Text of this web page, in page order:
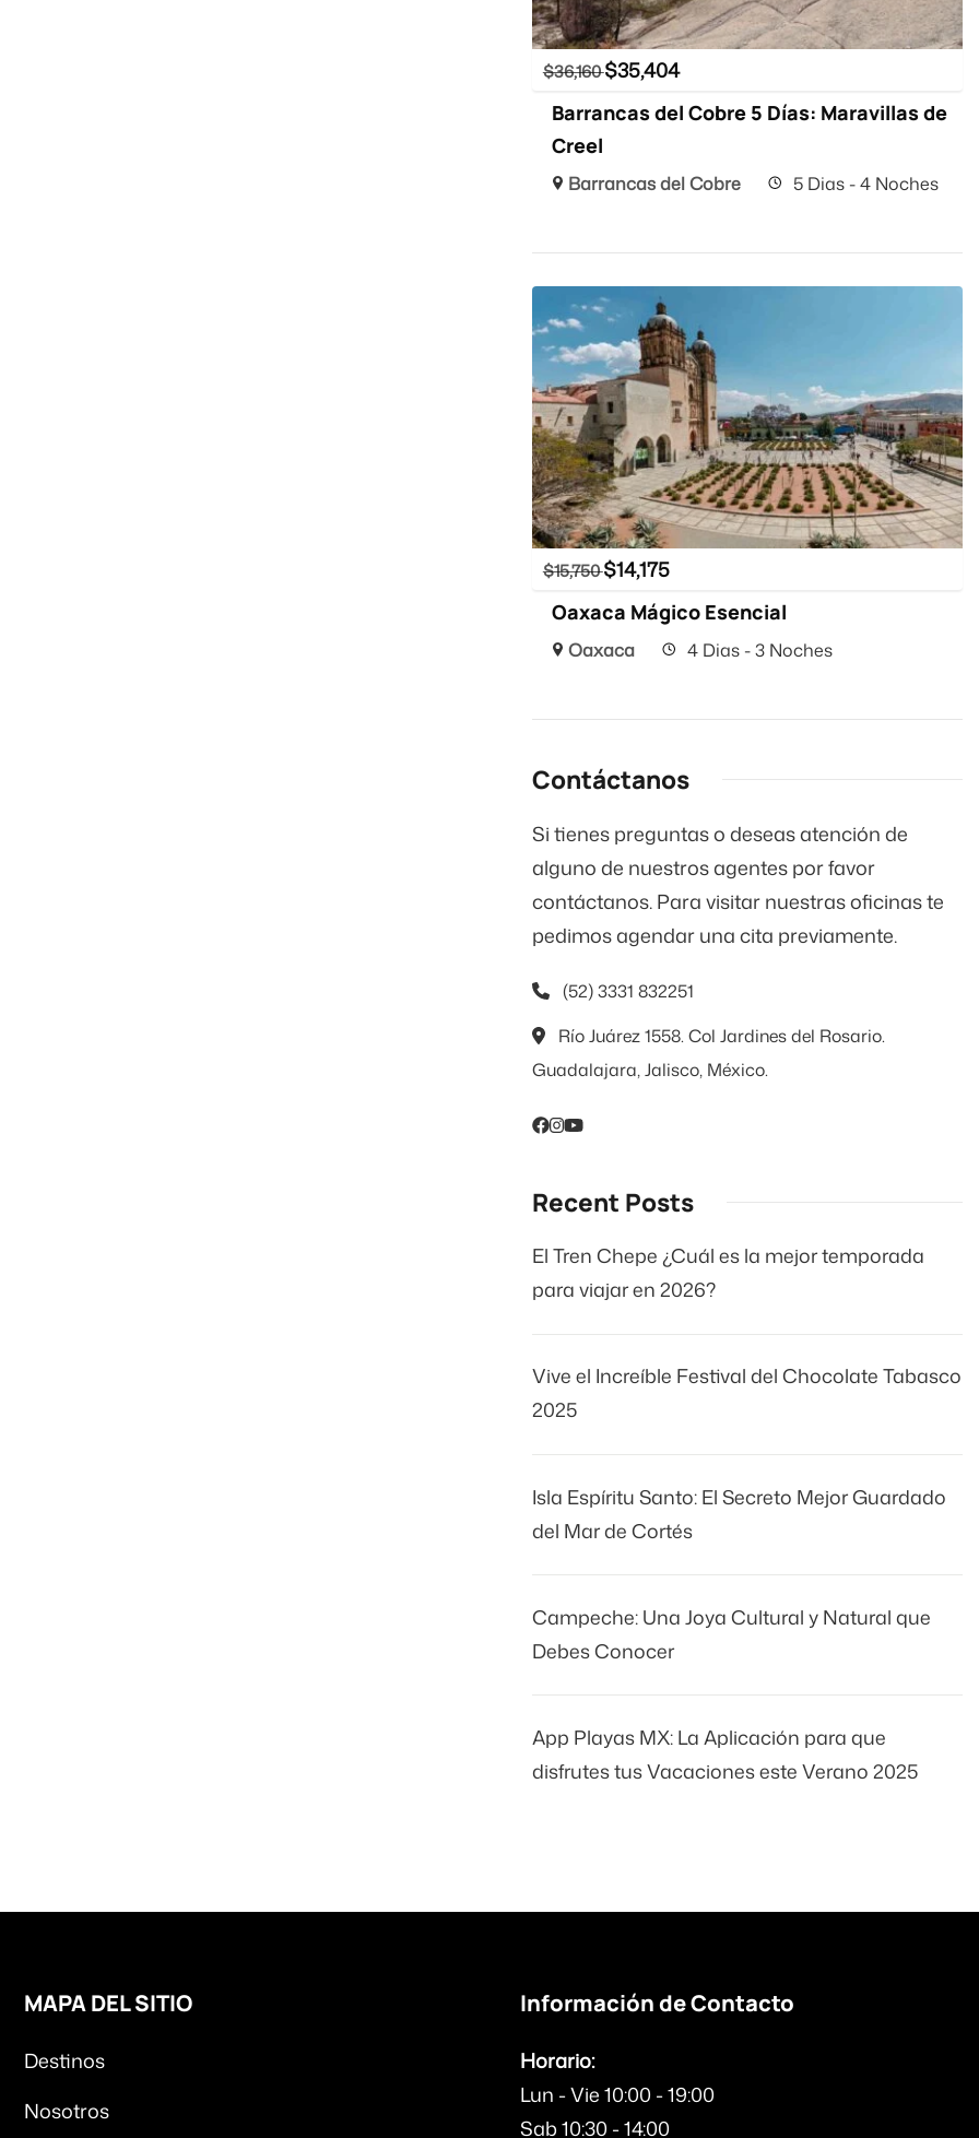
$36,160$35,404
Barrancas del Cobre 5 Días: Maravillas de
Creel
Barrancas del Cobre 5 Dias - 4 Noches
$15,750$14,175
Oaxaca Mágico Esencial
Oaxaca 4 Dias - 3 Noches
Contáctanos
Si tienes preguntas o deseas atención de
alguno de nuestros agentes por favor
contáctanos. Para visitar nuestras oficinas te
pedimos agendar una cita previamente.
(52) 3331 832251
Río Juárez 1558. Col Jardines del Rosario.
Guadalajara, Jalisco, México.
Recent Posts
El Tren Chepe ¿Cuál es la mejor temporada
para viajar en 2026?
Vive el Increíble Festival del Chocolate Tabasco
2025
Isla Espíritu Santo: El Secreto Mejor Guardado
del Mar de Cortés
Campeche: Una Joya Cultural y Natural que
Debes Conocer
App Playas MX: La Aplicación para que
disfrutes tus Vacaciones este Verano 2025
MAPA DEL SITIO
Destinos
Nosotros
Información de Contacto
Horario:
Lun - Vie 10:00 - 19:00
Sab 10:30 - 14:00